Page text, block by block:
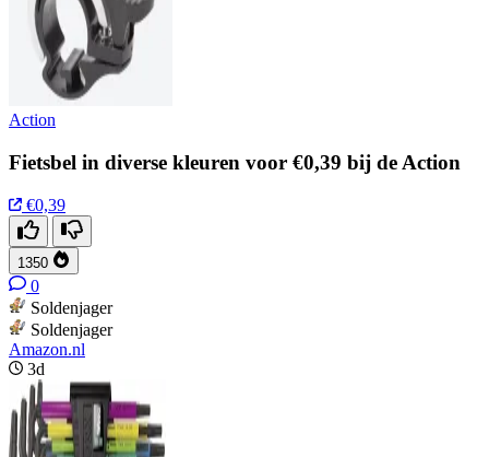
Action
Fietsbel in diverse kleuren voor €0,39 bij de Action
€0,39
1350
0
Soldenjager
Soldenjager
Amazon.nl
3d